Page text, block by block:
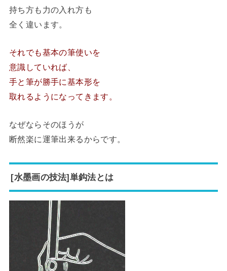
持ち方も力の入れ方も
全く違います。
それでも基本の筆使いを
意識していれば、
手と筆が勝手に基本形を
取れるようになってきます。
なぜならそのほうが
断然楽に運筆出来るからです。
[水墨画の技法]単鈎法とは